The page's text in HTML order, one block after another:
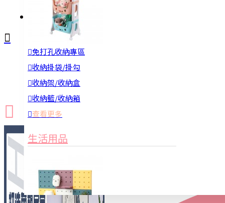
免打孔收納專區
收納掛袋/掛勾
收納架/收納盒
收納籃/收納箱
查看更多
生活用品
新品上市